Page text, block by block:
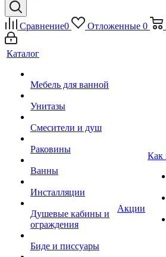
Сравнение0 Отложенные 0
Каталог
Мебель для ванной
Унитазы
Смесители и душ
Раковины
Ванны
Инсталляции
Душевые кабины и
ограждения
Биде и писсуары
Акции
Как